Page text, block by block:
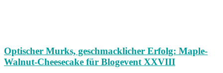
Optischer Murks, geschmacklicher Erfolg: Maple-
Walnut-Cheesecake für Blogevent XXVIII